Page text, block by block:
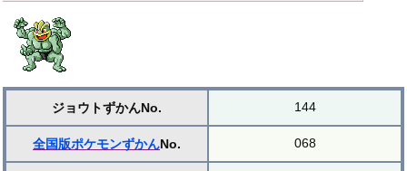
ジョウトずかんNo. 144
全国版ポケモンずかんNo. 068